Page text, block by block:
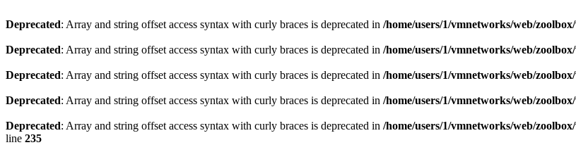
Deprecated: Array and string offset access syntax with curly braces is deprecated in /home/users/1/vmnetworks/web/
Deprecated: Array and string offset access syntax with curly braces is deprecated in /home/users/1/vmnetworks/web/
Deprecated: Array and string offset access syntax with curly braces is deprecated in /home/users/1/vmnetworks/web/
Deprecated: Array and string offset access syntax with curly braces is deprecated in /home/users/1/vmnetworks/web/
Deprecated: Array and string offset access syntax with curly braces is deprecated in /home/users/1/vmnetworks/web/
line 235